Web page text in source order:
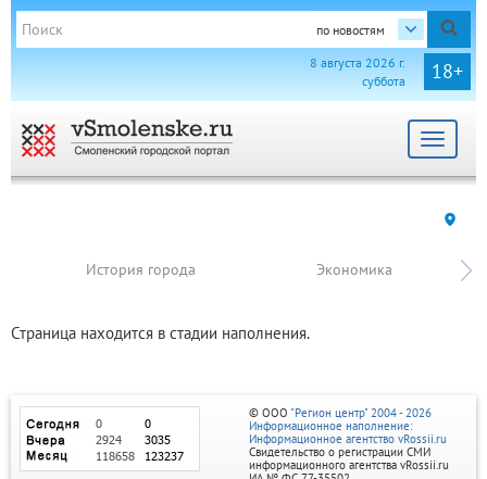
по новостям
18+
8 августа 2026 г.
суббота
Toggle
История города Экономика
Страница находится в стадии наполнения.
© ООО "Регион центр" 2004 - 2026
Информационное наполнение:
Информационное агентство vRossii.ru
Свидетельство о регистрации СМИ
информационного агентства vRossii.ru